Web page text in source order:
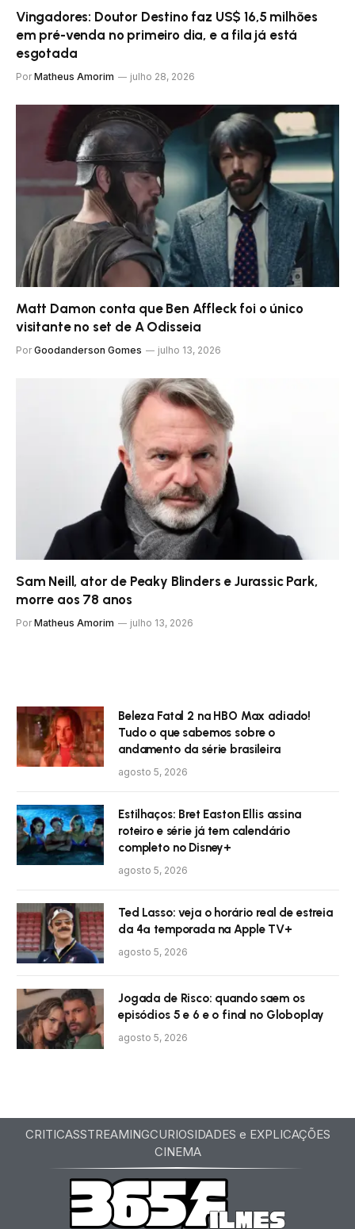
Vingadores: Doutor Destino faz US$ 16,5 milhões
em pré-venda no primeiro dia, e a fila já está
esgotada
Por Matheus Amorim julho 28, 2026
Matt Damon conta que Ben Affleck foi o único
visitante no set de A Odisseia
Por Goodanderson Gomes julho 13, 2026
Sam Neill, ator de Peaky Blinders e Jurassic Park,
morre aos 78 anos
Por Matheus Amorim julho 13, 2026
Beleza Fatal 2 na HBO Max adiado!
Tudo o que sabemos sobre o
andamento da série brasileira
agosto 5, 2026
Estilhaços: Bret Easton Ellis assina
roteiro e série já tem calendário
completo no Disney+
agosto 5, 2026
Ted Lasso: veja o horário real de estreia
da 4ª temporada na Apple TV+
agosto 5, 2026
Jogada de Risco: quando saem os
episódios 5 e 6 e o final no Globoplay
agosto 5, 2026
CRITICASSTREAMINGCURIOSIDADES e EXPLICAÇÕES
CINEMA